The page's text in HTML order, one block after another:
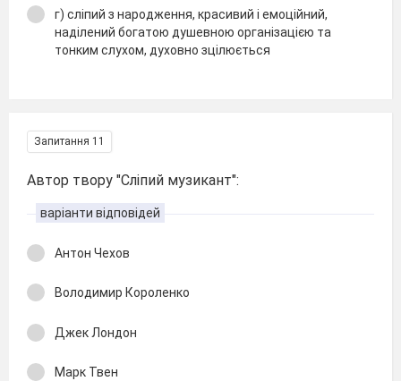
г) сліпий з народження, красивий і емоційний,
наділений богатою душевною організацією та
тонким слухом, духовно зцілюється
Запитання 11
Автор твору "Сліпий музикант":
варіанти відповідей
Антон Чехов
Володимир Короленко
Джек Лондон
Марк Твен